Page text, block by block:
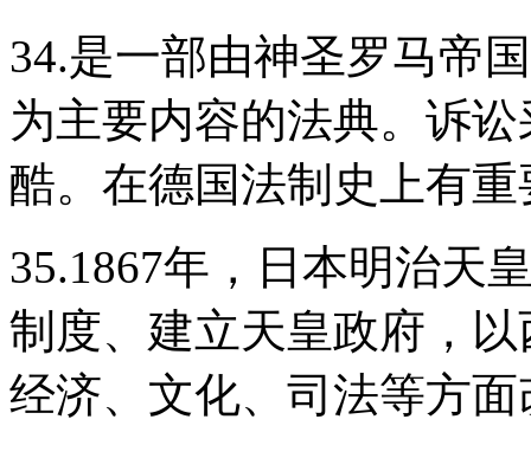
34.是一部由神圣罗马帝
为主要内容的法典。诉
酷。在德国法制史上有
35.1867年，日本明治天
制度、建立天皇政府，
经济、文化、司法等方面